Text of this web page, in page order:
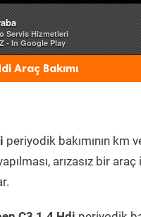
Servis Hizmetleri
- In Google Play
Araç Bakımı
periyodik bakımının km
arızasız bir